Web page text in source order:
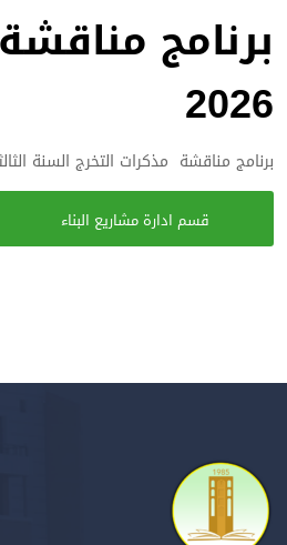
برنامج
2026
برنامج مناقشة مذكرات التخرج السنة
قسم ادارة مشاريع البناء